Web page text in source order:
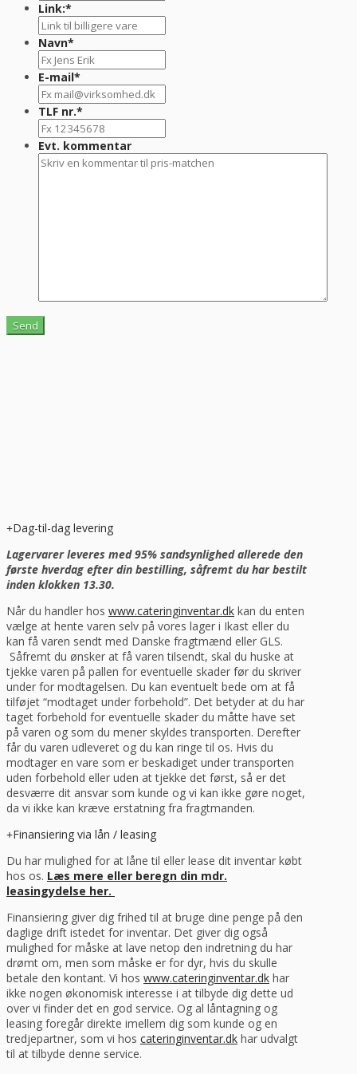
Link:*
Navn*
E-mail*
TLF nr.*
Evt. kommentar
Dag-til-dag levering
Lagervarer leveres med 95% sandsynlighed allerede den
første hverdag efter din bestilling, såfremt du har bestilt
inden klokken 13.30.
Når du handler hos www.cateringinventar.dk kan du enten
vælge at hente varen selv på vores lager i Ikast eller du
kan få varen sendt med Danske fragtmænd eller GLS.
Såfremt du ønsker at få varen tilsendt, skal du huske at
tjekke varen på pallen for eventuelle skader før du skriver
under for modtagelsen. Du kan eventuelt bede om at få
tilføjet “modtaget under forbehold”. Det betyder at du har
taget forbehold for eventuelle skader du måtte have set
på varen og som du mener skyldes transporten. Derefter
får du varen udleveret og du kan ringe til os. Hvis du
modtager en vare som er beskadiget under transporten
uden forbehold eller uden at tjekke det først, så er det
desværre dit ansvar som kunde og vi kan ikke gøre noget,
da vi ikke kan kræve erstatning fra fragtmanden.
Finansiering via lån / leasing
Du har mulighed for at låne til eller lease dit inventar købt
hos os. Læs mere eller beregn din mdr.
leasingydelse her.
Finansiering giver dig frihed til at bruge dine penge på den
daglige drift istedet for inventar. Det giver dig også
mulighed for måske at lave netop den indretning du har
drømt om, men som måske er for dyr, hvis du skulle
betale den kontant. Vi hos www.cateringinventar.dk har
ikke nogen økonomisk interesse i at tilbyde dig dette ud
over vi finder det en god service. Og al låntagning og
leasing foregår direkte imellem dig som kunde og en
tredjepartner, som vi hos cateringinventar.dk har udvalgt
til at tilbyde denne service.